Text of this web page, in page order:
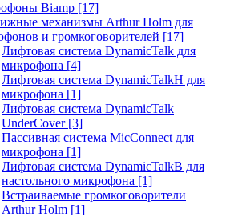
Biamp [17]
механизмы Arthur Holm для
и громкоговорителей [17]
Лифтовая система DynamicTalk для
микрофона [4]
Лифтовая система DynamicTalkH для
микрофона [1]
Лифтовая система DynamicTalk
UnderCover [3]
Пассивная система MicConnect для
микрофона [1]
Лифтовая система DynamicTalkB для
настольного микрофона [1]
Встраиваемые громкоговорители
Arthur Holm [1]